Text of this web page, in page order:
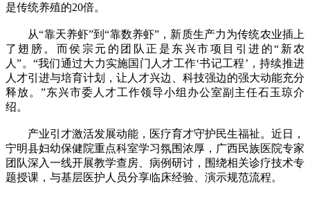
是传统养殖的20倍。
从“靠天养虾”到“靠数养虾”，新质生产力为传统农业插上
了翅膀。而侯宗元的团队正是东兴市项目引进的“新农
人”。“我们通过大力实施国门人才工作‘书记工程’，持续推进
人才引进与培育计划，让人才兴边、科技强边的强大动能充分
释放。”东兴市委人才工作领导小组办公室副主任石玉琼介
绍。
产业引才激活发展动能，医疗育才守护民生福祉。近日，
宁明县妇幼保健院重点科室学习氛围浓厚，广西民族医院专家
团队深入一线开展教学查房、病例研讨，围绕相关诊疗技术专
题授课，与基层医护人员分享临床经验、演示规范流程。